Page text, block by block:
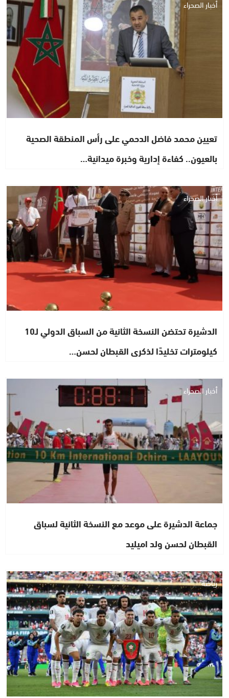
أخبار الصحراء
تعيين محمد فاضل الدحمي على رأس المنطقة الصحية
بالعيون.. كفاءة إدارية وخبرة ميدانية…
أخبار الصحراء
الدشيرة تحتضن النسخة الثانية من السباق الدولي لـ10
كيلومترات تخليدًا لذكرى القبطان لحسن…
أخبار الصحراء
جماعة الدشيرة على موعد مع النسخة الثانية لسباق
القبطان لحسن ولد اميليد
رياضة